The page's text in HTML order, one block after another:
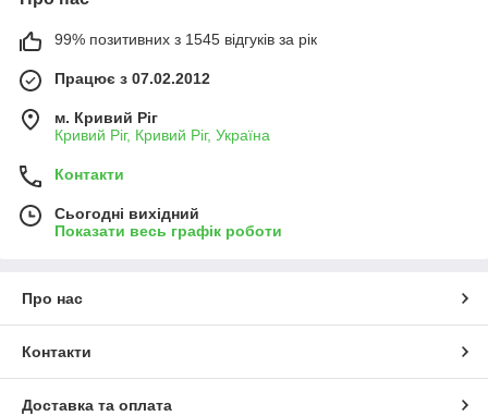
opt.com.ua, готовий проконсультувати Вас та допомогти
99% позитивних з 1545 відгуків за рік
Працює з 07.02.2012
м. Кривий Ріг
Кривий Ріг, Кривий Ріг, Україна
Контакти
Сьогодні вихідний
Показати весь графік роботи
Про нас
Контакти
Доставка та оплата